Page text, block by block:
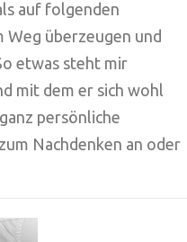
auf folgenden
Weg überzeugen und
etwas steht mir
mit dem er sich wohl
persönliche
Nachdenken an oder